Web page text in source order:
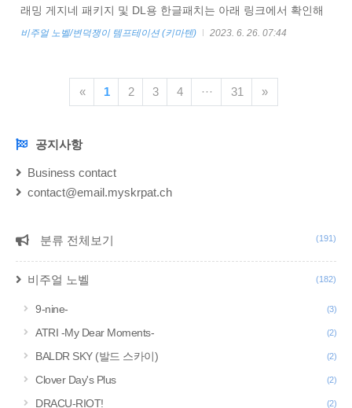
래밍 게지네 패키지 및 DL용 한글패치는 아래 링크에서 확인해
주세요 https://myskrpatch.tistory.com/83
비주얼 노벨/변덕쟁이 템프테이션 (키마텐) 2023. 6. 26. 07:44
« 1 2 3 4 ··· 31 »
NOTICE공지사항
Business contact
contact@email.myskrpat.ch
CATEGORY
분류 전체보기 (191)
비주얼 노벨 (182)
9-nine- (3)
ATRI -My Dear Moments- (2)
BALDR SKY (발드 스카이) (2)
Clover Day's Plus (2)
DRACU-RIOT! (2)